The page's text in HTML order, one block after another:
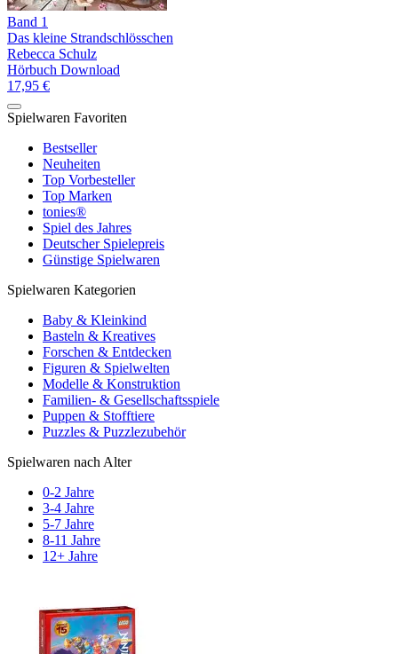
Band 1
Das kleine Strandschlösschen
Rebecca Schulz
Hörbuch Download
17,95 €
Spielwaren Favoriten
Bestseller
Neuheiten
Top Vorbesteller
Top Marken
tonies®
Spiel des Jahres
Deutscher Spielepreis
Günstige Spielwaren
Spielwaren Kategorien
Baby & Kleinkind
Basteln & Kreatives
Forschen & Entdecken
Figuren & Spielwelten
Modelle & Konstruktion
Familien- & Gesellschaftsspiele
Puppen & Stofftiere
Puzzles & Puzzlezubehör
Spielwaren nach Alter
0-2 Jahre
3-4 Jahre
5-7 Jahre
8-11 Jahre
12+ Jahre